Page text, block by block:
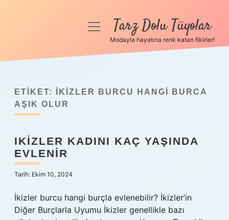
Anasayfa
Yasal Uyarı
menüyüTarz Dolu Tüyolar
Modayla hayatına renk katan fikirler!
ETIKET:
İKIZLER BURCU HANGI BURCA
AŞIK OLUR
IKIZLER KADINI KAÇ YAŞINDA
EVLENIR
Tarih: Ekim 10, 2024
İkizler burcu hangi burçla evlenebilir? İkizler’in
Diğer Burçlarla Uyumu İkizler genellikle bazı